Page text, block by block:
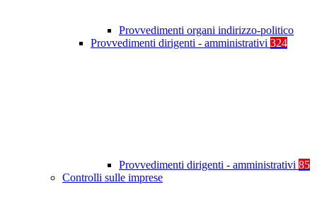
Provvedimenti organi indirizzo-politico
Provvedimenti dirigenti - amministrativi 324
Provvedimenti dirigenti - amministrativi 85
Controlli sulle imprese